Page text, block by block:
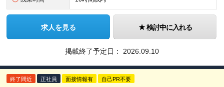
求人を見る 検討中に入れる
掲載終了予定日： 2026.09.10
終了間近 正社員 面接情報有 自己PR不要